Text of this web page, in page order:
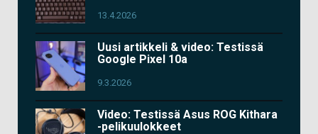
13.4.2026
Uusi artikkeli & video: Testissä
Google Pixel 10a
9.3.2026
Video: Testissä Asus ROG Kithara
-pelikuulokkeet